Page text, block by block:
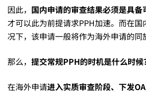
因此， 国内申请的审查结果必须是具备
才可以此为前提请求PPH加速。而在
况下，该申请一般将作为海外申请的同
那么， 提交常规PPH的时机是什么时候
在海外申请进入实质审查阶段、下发